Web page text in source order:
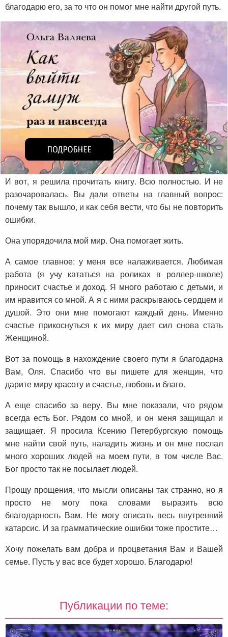
благодарю его, за то что он помог мне найти другой путь.
И вот, я решила прочитать книгу. Всю полностью. И не
разочаровалась. Вы дали ответы на главный вопрос:
почему так вышло, и как себя вести, что бы не повторить
ошибки.
Она упорядочила мой мир. Она помогает жить.
А самое главное: у меня все налаживается. Любимая
работа (я учу кататься на роликах в роллер-школе)
приносит счастье и доход. Я много работаю с детьми, и
им нравится со мной. А я с ними раскрываюсь сердцем и
душой. Это они мне помогают каждый день. Именно
счастье прикоснуться к их миру дает сил снова стать
Женщиной.
Вот за помощь в нахождение своего пути я благодарна
Вам, Оля. Спасибо что вы пишете для женщин, что
дарите миру красоту и счастье, любовь и благо.
А еще спасибо за веру. Вы мне показали, что рядом
всегда есть Бог. Рядом со мной, и он меня защищал и
защищает. Я просила Ксению Петербургскую помощь
мне найти свой путь, наладить жизнь и он мне послал
много хороших людей на моем пути, в том числе Вас.
Бог просто так не посылает людей.
Прощу прощения, что мысли описаны так странно, но я
просто не могу пока словами выразить всю
благодарность Вам. Не могу описать весь внутренний
катарсис. И за грамматические ошибки тоже простите…
Хочу пожелать вам добра и процветания Вам и Вашей
семье. Пусть у вас все будет хорошо. Благодарю!
Публикации по теме: